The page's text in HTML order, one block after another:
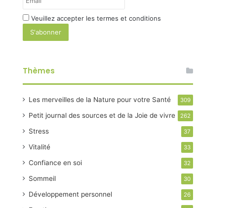
Veuillez accepter les termes et conditions
Thèmes
Les merveilles de la Nature pour votre Santé 309
Petit journal des sources et de la Joie de vivre 262
Stress 37
Vitalité 33
Confiance en soi 32
Sommeil 30
Développement personnel 26